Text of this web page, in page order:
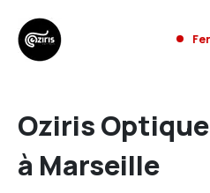
Oziris
à Marseille